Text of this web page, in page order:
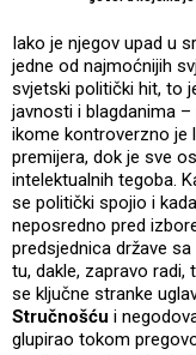
Iako je njegov upad u
jedne od najmoćnijih
svjetski politički hit, to
javnosti i blagdanima
ikome kontroverzno je
premijera, dok je sve
intelektualnih tegoba.
se politički spojio i
neposredno pred
predsjednica države
tu, dakle, zapravo radi,
se ključne stranke
Stručnošću i
glupirao tokom